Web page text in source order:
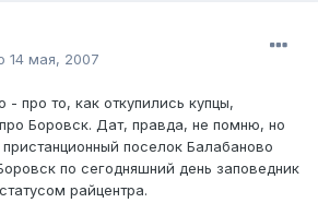
14 мая, 2007
про то, как откупились купцы,
Боровск. Дат, правда, не помню, но
поселок Балабаново
по сегодняшний день заповедник
райцентра.